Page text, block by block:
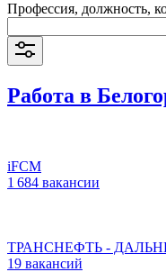
Профессия, должность,
Работа в
iFCM
1 684 вакансии
ТРАНСНЕФТЬ -
19 вакансий